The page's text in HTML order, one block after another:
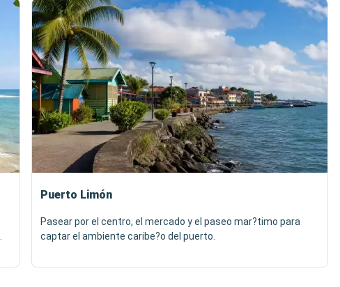
Puerto Limón
Pasear por el centro, el mercado y el paseo mar?timo para
captar el ambiente caribe?o del puerto.